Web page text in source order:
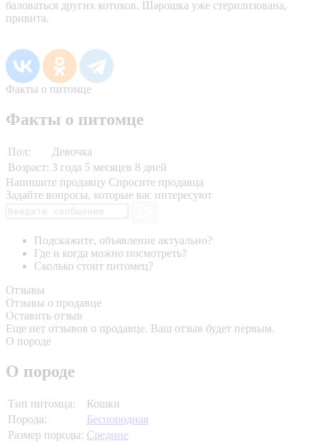
баловаться других котиков. Шарошка уже стерилизована,
привита.
Факты о питомце
Факты о питомце
Пол:
Девочка
Возраст: 3 года 5 месяцев 8 дней
Напишите продавцу Спросите продавца
Задайте вопросы, которые вас интересуют
Подскажите, объявление актуально?
Где и когда можно посмотреть?
Сколько стоит питомец?
Отзывы
Отзывы о продавце
Оставить отзыв
Еще нет отзывов о продавце. Ваш отзыв будет первым.
О породе
О породе
Тип питомца:
Кошки
Порода:
Беспородная
Размер породы: Средние